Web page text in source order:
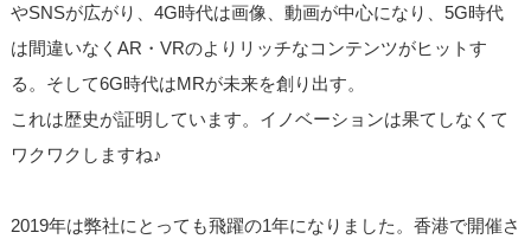
やSNSが広がり、4G時代は画像、動画が中心になり、5G時代
は間違いなくAR・VRのよりリッチなコンテンツがヒットす
る。そして6G時代はMRが未来を創り出す。
これは歴史が証明しています。イノベーションは果てしなくて
ワクワクしますね♪
2019年は弊社にとっても飛躍の1年になりました。香港で開催さ